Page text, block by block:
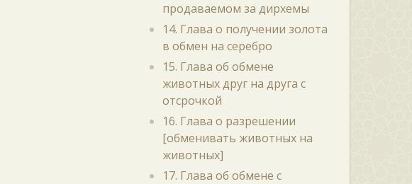
продаваемом за дирхемы
14. Глава о получении золота
в обмен на серебро
15. Глава об обмене
животных друг на друга с
отсрочкой
16. Глава о разрешении
[обменивать животных на
животных]
17. Глава об обмене с